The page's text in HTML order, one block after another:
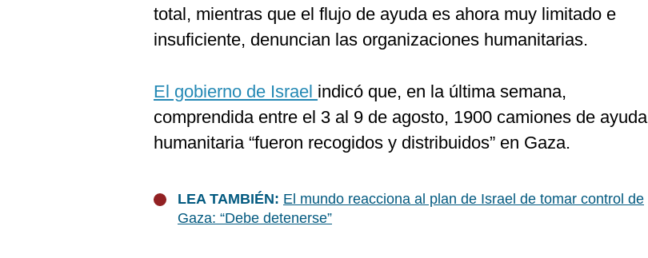
total, mientras que el flujo de ayuda es ahora muy limitado e
insuficiente, denuncian las organizaciones humanitarias.
El gobierno de Israel indicó que, en la última semana,
comprendida entre el 3 al 9 de agosto, 1900 camiones de ayuda
humanitaria “fueron recogidos y distribuidos” en Gaza.
LEA TAMBIÉN: El mundo reacciona al plan de Israel de tomar control de
Gaza: “Debe detenerse”